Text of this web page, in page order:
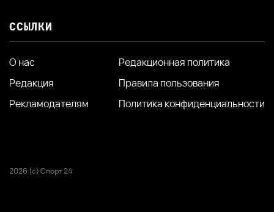
ССЫЛКИ
О нас
Редакция
Рекламодателям
Редакционная политика
Правила пользования
Политика конфиденциальности
2026 (с) Спорт 24